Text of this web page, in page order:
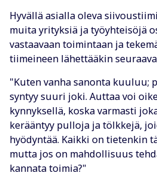
Hyvällä asialla oleva
muita yrityksiä ja työyhteisöjä
vastaavaan toimintaan ja
tiimeineen lähettääkin
"Kuten vanha sanonta kuuluu;
syntyy suuri joki. Auttaa voi
kynnyksellä, koska varmasti
kerääntyy pulloja ja tölkkejä,
hyödyntää. Kaikki on tietenkin
mutta jos on mahdollisuus
kannata toimia?"